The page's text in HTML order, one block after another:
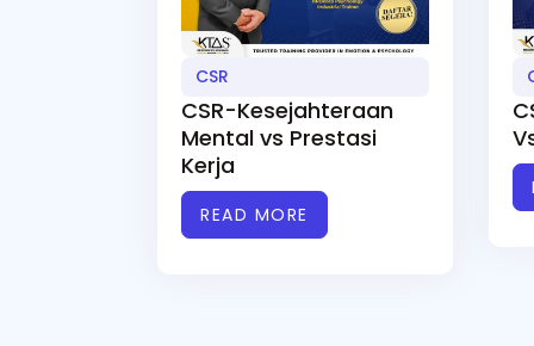
CSR
CSR-Kesejahteraan
Mental vs Prestasi
Kerja
READ MORE